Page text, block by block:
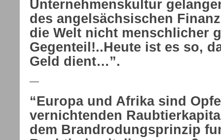
Unternehmenskultur
des angelsächsischen
die Welt nicht menschlicher
Gegenteil!..Heute ist es so,
Geld dient…”.
—
“Europa und Afrika sind
vernichtenden
dem Brandrodungsprinzip